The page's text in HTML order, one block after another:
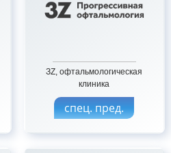
ЗZ, офтальмологическая
клиника
спец. пред.